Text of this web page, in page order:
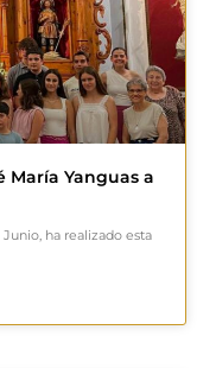
María Yanguas a
ha realizado esta